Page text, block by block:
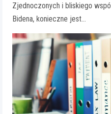
Zjednoczonych i bliskiego
Bidena, konieczne jest…